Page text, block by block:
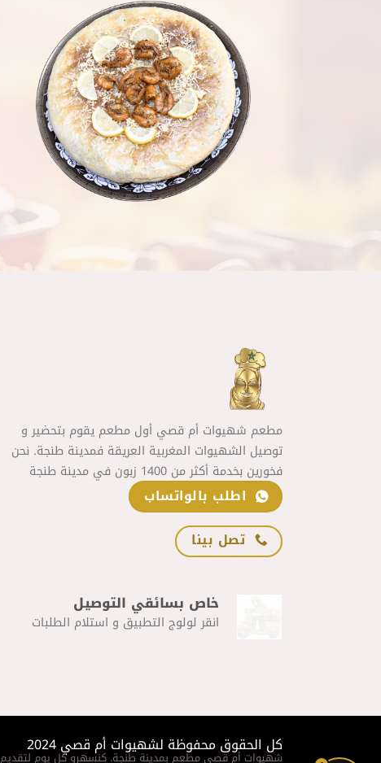
مطعم شهيوات أم قصي أول مطعم يقوم بتحضير و
توصيل الشهيوات المغربية العريقة فمدينة طنجة. نحن
فخورين بخدمة أكثر من 1400 زبون في مدينة طنجة
اطلب بالواتساب
تصل بينا
خاص بسائقي التوصيل
انقر لولوج التطبيق و استلام الطلبات
كل الحقوق محفوظة لشهيوات أم قصي 2024
شهيوات أم قصي مطعم بمدينة طنجة. كنسهرو كل يوم لتقديم